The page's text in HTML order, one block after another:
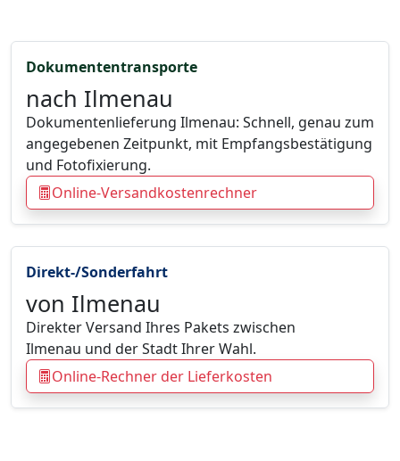
Direkt-/Sonderfahrt
von Ilmenau
Direkter Versand Ihres Pakets zwischen
Ilmenau und der Stadt Ihrer Wahl.
Online-Rechner der Lieferkosten
Dokumententransporte
nach Ilmenau
Dokumentenlieferung Ilmenau: Schnell, genau zum
angegebenen Zeitpunkt, mit Empfangsbestätigung
und Fotofixierung.
Online-Versandkostenrechner